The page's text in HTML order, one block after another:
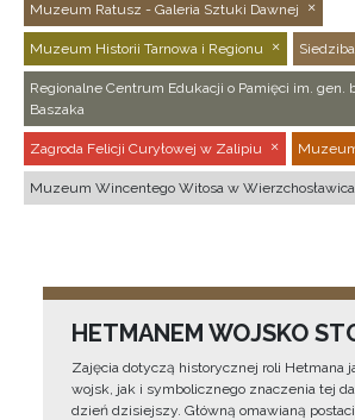
Muzeum Ratusz - Galeria Sztuki Dawnej
Muzeum Historii Tarnowa i Regionu Siedziba
Regionalne Centrum Edukacji o Pamięci im. gen.
Baszaka
Zagroda Felicji Curyłowej w Zalipiu
Muzeum Wincentego Witosa w
HETMANEM WOJSKO
Zajęcia dotyczą historycznej roli Hetmana
wojsk, jak i symbolicznego znaczenia tej
dzień dzisiejszy. Główną omawianą